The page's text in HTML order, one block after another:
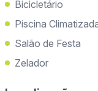
Bicicletário
Piscina
Salão de Festa
Zelador